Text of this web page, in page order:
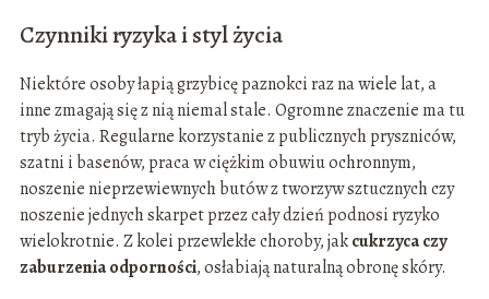
Czynniki ryzyka i styl życia
Niektóre osoby łapią grzybicę paznokci raz na wiele lat, a
inne zmagają się z nią niemal stale. Ogromne znaczenie ma tu
tryb życia. Regularne korzystanie z publicznych pryszniców,
szatni i basenów, praca w ciężkim obuwiu ochronnym,
noszenie nieprzewiewnych butów z tworzyw sztucznych czy
noszenie jednych skarpet przez cały dzień podnosi ryzyko
wielokrotnie. Z kolei przewlekłe choroby, jakcukrzyca czy
zaburzenia odporności, osłabiają naturalną obronę skóry.